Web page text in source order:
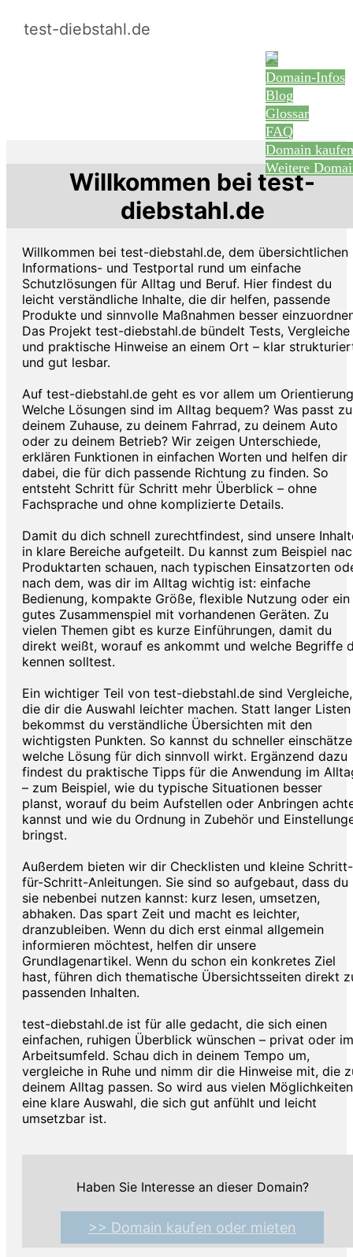
test-diebstahl.de
Domain-Infos
Blog
Glossar
FAQ
Domain kaufen
Weitere
Willkommen bei test-
diebstahl.de
Willkommen bei test-diebstahl.de, dem übersichtlichen
Informations- und Testportal rund um einfache
Schutzlösungen für Alltag und Beruf. Hier findest du
leicht verständliche Inhalte, die dir helfen, passende
Produkte und sinnvolle Maßnahmen besser
Das Projekt test-diebstahl.de bündelt Tests, Vergleiche
und praktische Hinweise an einem Ort – klar
und gut lesbar.
Auf test-diebstahl.de geht es vor allem um
Welche Lösungen sind im Alltag bequem? Was passt zu
deinem Zuhause, zu deinem Fahrrad, zu deinem Auto
oder zu deinem Betrieb? Wir zeigen Unterschiede,
erklären Funktionen in einfachen Worten und helfen dir
dabei, die für dich passende Richtung zu finden. So
entsteht Schritt für Schritt mehr Überblick – ohne
Fachsprache und ohne komplizierte Details.
Damit du dich schnell zurechtfindest, sind unsere
in klare Bereiche aufgeteilt. Du kannst zum Beispiel
Produktarten schauen, nach typischen Einsatzorten
nach dem, was dir im Alltag wichtig ist: einfache
Bedienung, kompakte Größe, flexible Nutzung oder ein
gutes Zusammenspiel mit vorhandenen Geräten. Zu
vielen Themen gibt es kurze Einführungen, damit du
direkt weißt, worauf es ankommt und welche Begriffe
kennen solltest.
Ein wichtiger Teil von test-diebstahl.de sind Vergleiche,
die dir die Auswahl leichter machen. Statt langer Listen
bekommst du verständliche Übersichten mit den
wichtigsten Punkten. So kannst du schneller
welche Lösung für dich sinnvoll wirkt. Ergänzend dazu
findest du praktische Tipps für die Anwendung im
– zum Beispiel, wie du typische Situationen besser
planst, worauf du beim Aufstellen oder Anbringen
kannst und wie du Ordnung in Zubehör und
bringst.
Außerdem bieten wir dir Checklisten und kleine Schritt-
für-Schritt-Anleitungen. Sie sind so aufgebaut, dass du
sie nebenbei nutzen kannst: kurz lesen, umsetzen,
abhaken. Das spart Zeit und macht es leichter,
dranzubleiben. Wenn du dich erst einmal allgemein
informieren möchtest, helfen dir unsere
Grundlagenartikel. Wenn du schon ein konkretes Ziel
hast, führen dich thematische Übersichtsseiten direkt
passenden Inhalten.
test-diebstahl.de ist für alle gedacht, die sich einen
einfachen, ruhigen Überblick wünschen – privat oder im
Arbeitsumfeld. Schau dich in deinem Tempo um,
vergleiche in Ruhe und nimm dir die Hinweise mit, die
deinem Alltag passen. So wird aus vielen Möglichkeiten
eine klare Auswahl, die sich gut anfühlt und leicht
umsetzbar ist.
Haben Sie Interesse an dieser Domain?
>> Domain kaufen oder mieten